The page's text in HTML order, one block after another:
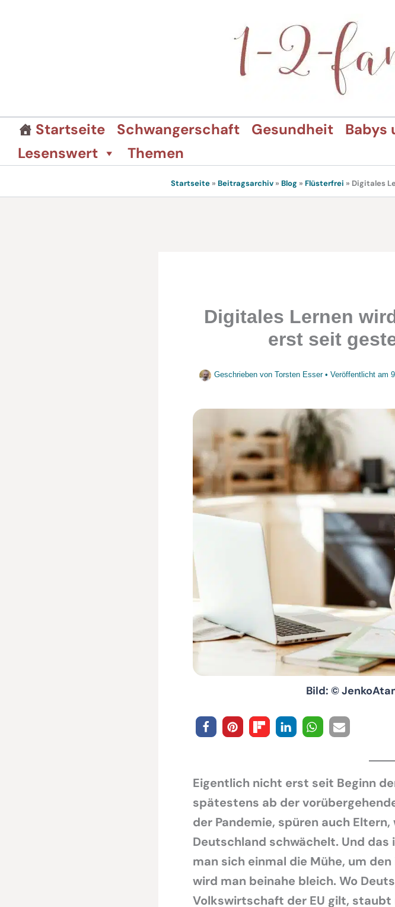
Startseite Schwangerschaft Gesundheit Babys
Lesenswert
Themen
Startseite» Beitragsarchiv» Blog» Flüsterfrei » Digitales
Digitales Lernen
erst seit
Geschrieben von Torsten Esser • Veröffentlicht am
Bild: ©
Eigentlich nicht erst seit Beginn
spätestens ab der
der Pandemie, spüren auch
Deutschland schwächelt. Und
man sich einmal die Mühe, um
wird man beinahe bleich. Wo
Volkswirtschaft der EU gilt,